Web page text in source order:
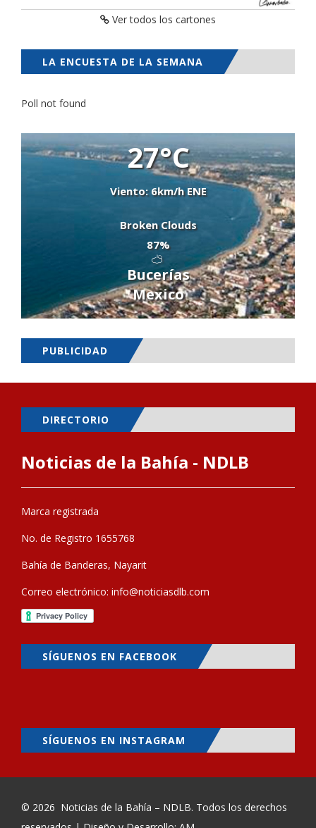
Ver todos los cartones
LA ENCUESTA DE LA SEMANA
Poll not found
27°C
Viento: 6km/h ENE
Broken Clouds
87%
Bucerías
Mexico
PUBLICIDAD
DIRECTORIO
Noticias de la Bahía - NDLB
Marca registrada
No. de Registro 1655768
Bahía de Banderas, Nayarit
Correo electrónico: info@noticiasdlb.com
SÍGUENOS EN FACEBOOK
SÍGUENOS EN INSTAGRAM
© 2026 Noticias de la Bahía – NDLB. Todos los derechos